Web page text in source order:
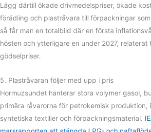
Lägg därtill ökade drivmedelspriser, ökade
förädling och plastråvara till förpackningar
så får man en totalbild där en första
hösten och ytterligare en under 2027, relaterat
gödselpriser.
5. Plastråvaran följer med upp i pris
Hormuzsundet hanterar stora volymer gasol,
primära råvarorna för petrokemisk produktion,
syntetiska textilier och förpackningsmaterial.